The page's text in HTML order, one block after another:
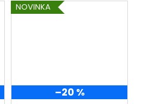
NOVINKA
–20 %